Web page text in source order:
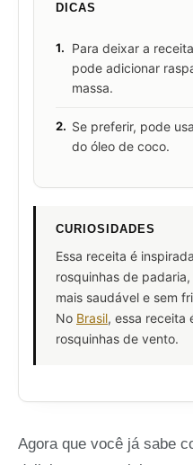
DICAS
1.
Para deixar a
pode adicionar
massa.
2. Se preferir, pode
do óleo de coco.
CURIOSIDADES
Essa receita é
rosquinhas de
mais saudável e sem
No Brasil, essa receita
rosquinhas de vento.
Agora que você já sabe